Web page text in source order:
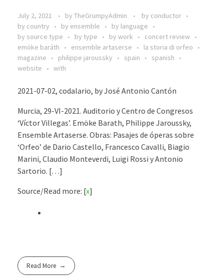
July 2, 2021 by TheGrumpyAdmin
by conductor
by country
by ensemble
by language
by source type
by type by work
concert review
emöke baráth
ensemble artaserse
la storia di orfeo
magazine
philippe jaroussky spain
spanish
website
with
2021-07-02, codalario, by José Antonio Cantón
Murcia, 29-VI-2021. Auditorio y Centro de Congresos
‘Víctor Villegas’. Emöke Barath, Philippe Jaroussky,
Ensemble Artaserse. Obras: Pasajes de óperas sobre
‘Orfeo’ de Dario Castello, Francesco Cavalli, Biagio
Marini, Claudio Monteverdi, Luigi Rossi y Antonio
Sartorio. […]
Source/Read more: [x]
Read More